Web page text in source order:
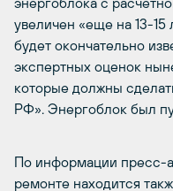
увеличен «еще на 13-15
будет окончательно
экспертных оценок
которые должны
РФ». Энергоблок был
По информации пресс-
ремонте находится